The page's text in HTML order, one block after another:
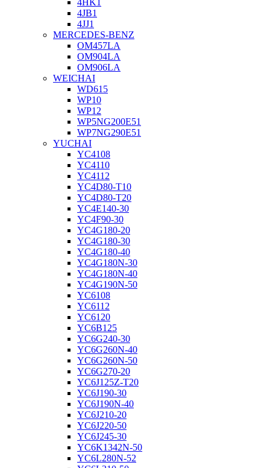
4HK1
4JB1
4JJ1
MERCEDES-BENZ
OM457LA
OM904LA
OM906LA
WEICHAI
WD615
WP10
WP12
WP5NG200E51
WP7NG290E51
YUCHAI
YC4108
YC4110
YC4112
YC4D80-T10
YC4D80-T20
YC4E140-30
YC4F90-30
YC4G180-20
YC4G180-30
YC4G180-40
YC4G180N-30
YC4G180N-40
YC4G190N-50
YC6108
YC6112
YC6120
YC6B125
YC6G240-30
YC6G260N-40
YC6G260N-50
YC6G270-20
YC6J125Z-T20
YC6J190-30
YC6J190N-40
YC6J210-20
YC6J220-50
YC6J245-30
YC6K1342N-50
YC6L280N-52